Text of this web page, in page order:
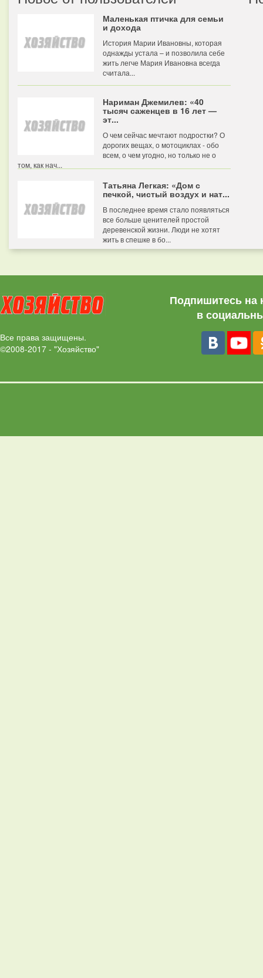
Маленькая птичка для семьи
и дохода
История Марии Ивановны, которая
однажды устала – и позволила себе
жить легче Мария Ивановна всегда
считала...
Нариман Джемилев: «40
тысяч саженцев в 16 лет —
эт...
О чем сейчас мечтают подростки? О
дорогих вещах, о мотоциклах - обо
всем, о чем угодно, но только не о
том, как нач...
Татьяна Легкая: «Дом с
печкой, чистый воздух и нат...
В последнее время стало появляться
все больше ценителей простой
деревенской жизни. Люди не хотят
жить в спешке в бо...
Все права защищены.
©2008-2017 - "Хозяйство"
Подпишитесь на
в